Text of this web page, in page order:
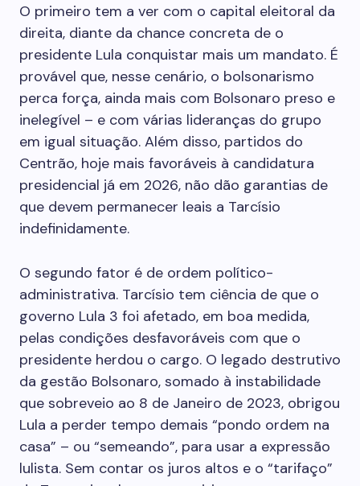
O primeiro tem a ver com o capital eleitoral da
direita, diante da chance concreta de o
presidente Lula conquistar mais um mandato. É
provável que, nesse cenário, o bolsonarismo
perca força, ainda mais com Bolsonaro preso e
inelegível – e com várias lideranças do grupo
em igual situação. Além disso, partidos do
Centrão, hoje mais favoráveis à candidatura
presidencial já em 2026, não dão garantias de
que devem permanecer leais a Tarcísio
indefinidamente.
O segundo fator é de ordem político-
administrativa. Tarcísio tem ciência de que o
governo Lula 3 foi afetado, em boa medida,
pelas condições desfavoráveis com que o
presidente herdou o cargo. O legado destrutivo
da gestão Bolsonaro, somado à instabilidade
que sobreveio ao 8 de Janeiro de 2023, obrigou
Lula a perder tempo demais “pondo ordem na
casa” – ou “semeando”, para usar a expressão
lulista. Sem contar os juros altos e o “tarifaço”